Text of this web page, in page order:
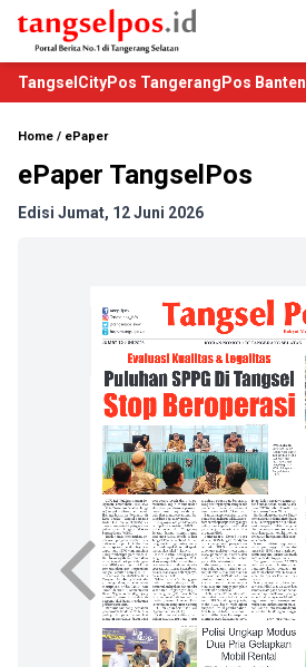
TangselCityPos Tangerang Pos Banten
Home / ePaper
ePaper TangselPos
Edisi Jumat, 12 Juni 2026